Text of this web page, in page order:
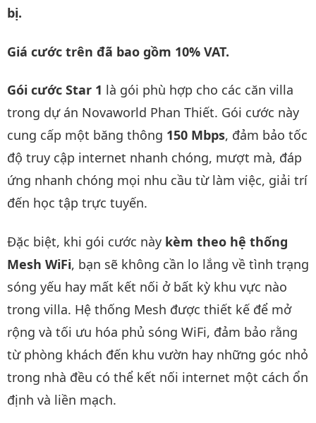
bị.
Giá cước trên đã bao gồm 10% VAT.
Gói cước Star 1 là gói phù hợp cho các căn villa
trong dự án Novaworld Phan Thiết. Gói cước này
cung cấp một băng thông 150 Mbps, đảm bảo tốc
độ truy cập internet nhanh chóng, mượt mà, đáp
ứng nhanh chóng mọi nhu cầu từ làm việc, giải trí
đến học tập trực tuyến.
Đặc biệt, khi gói cước này kèm theo hệ thống
Mesh WiFi, bạn sẽ không cần lo lắng về tình trạng
sóng yếu hay mất kết nối ở bất kỳ khu vực nào
trong villa. Hệ thống Mesh được thiết kế để mở
rộng và tối ưu hóa phủ sóng WiFi, đảm bảo rằng
từ phòng khách đến khu vườn hay những góc nhỏ
trong nhà đều có thể kết nối internet một cách ổn
định và liền mạch.